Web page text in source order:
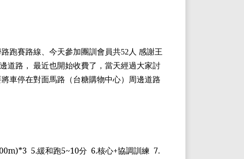
跑賽路線、今天參加團訓會員共52 人 感謝王
道路， 最近也開始收費了，當天經過大家討
車停在對面馬路（台糖購物中心）周邊道路
5.緩和跑5~10分 6.核心+協調訓練 7.